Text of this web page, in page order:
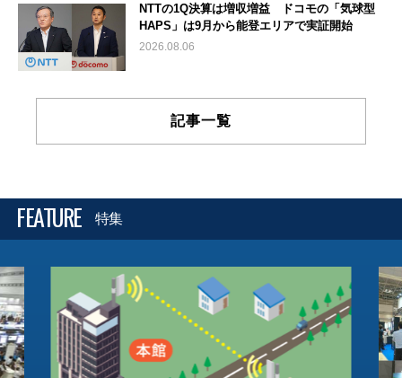
NTTの1Q決算は増収増益 ドコモの「気球型
HAPS」は9月から能登エリアで実証開始
2026.08.06
記事一覧
FEATURE 特集